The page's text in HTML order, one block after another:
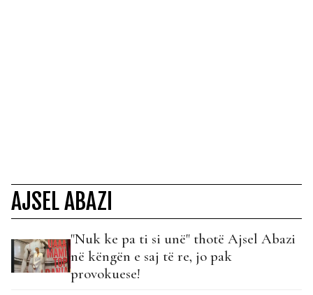
AJSEL ABAZI
"Nuk ke pa ti si unë" thotë Ajsel Abazi
në këngën e saj të re, jo pak
provokuese!